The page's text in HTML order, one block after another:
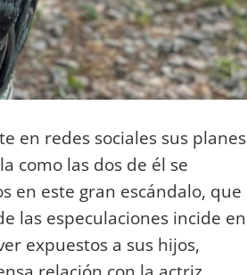
en redes sociales sus planes
como las dos de él se
en este gran escándalo, que
las especulaciones incide en
expuestos a sus hijos,